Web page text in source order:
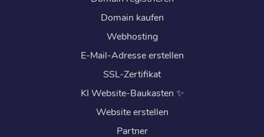
Domain kaufen
Webhosting
E-Mail-Adresse erstellen
SSL-Zertifikat
KI Website-Baukasten ✨
Website erstellen
Partner